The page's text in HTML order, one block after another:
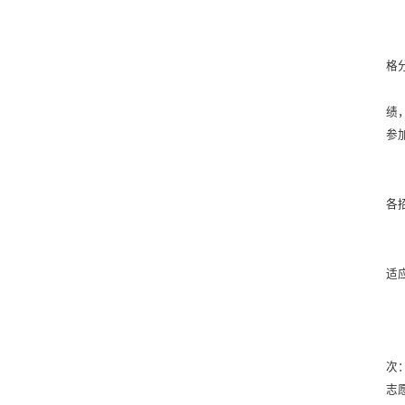
格
绩
参
各
适
次
志